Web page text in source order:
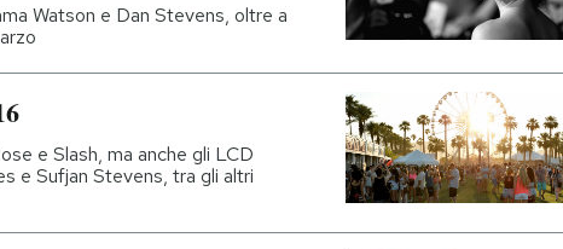
Watson e Dan Stevens, oltre a
e Slash, ma anche gli LCD
e Sufjan Stevens, tra gli altri